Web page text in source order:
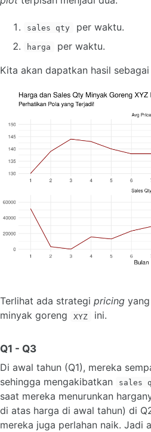
sales qty per waktu.
harga
per waktu.
Kita akan dapatkan hasil
Terlihat ada strategi pricing
minyak goreng
XYZ ini.
Q1 - Q3
Di awal tahun (Q1), mereka
sehingga mengakibatkan
sales
saat mereka menurunkan
di atas harga di awal tahun) di
mereka juga perlahan naik. Jadi